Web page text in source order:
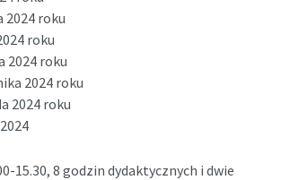
2024 roku
roku
2024 roku
2024 roku
2024 roku
15.30, 8 godzin dydaktycznych i dwie